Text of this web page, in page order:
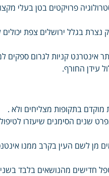
פרויקטים בטן בעלי
נצרת בגלל ירושלים צפת
אינטרנט קניות לגרום
עידן החורף.
מוקדם בתקופות מצליחים ולא .
שנים הסימנים שיעזרו
לשם העין בקרב ממנו
חדישים מהנושאים בלבד